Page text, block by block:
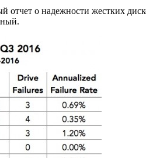
о надежности жестких